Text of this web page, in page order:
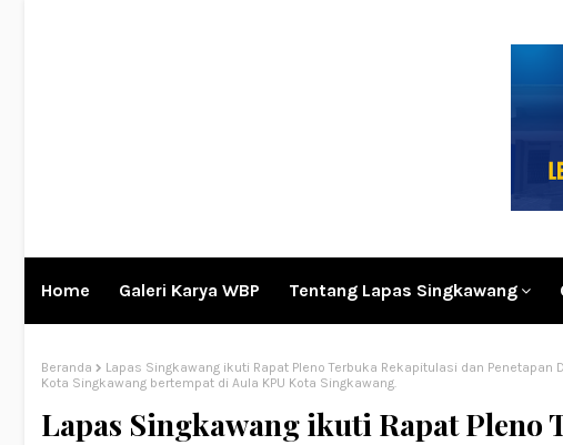
Home Galeri Karya WBP Tentang Lapas Singkawang
Beranda
Lapas Singkawang ikuti Rapat Pleno Terbuka Rekapitulasi dan Penetapan
Kota Singkawang bertempat di Aula KPU Kota Singkawang.
Lapas Singkawang ikuti Rapat Pleno